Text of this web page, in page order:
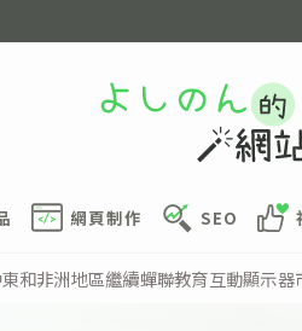
網頁制作 SEO
和非洲地區繼續蟬聯教育互動顯示器